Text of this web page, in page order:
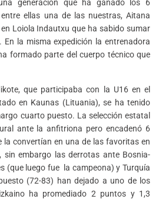
generación que ha ganado los 6
ellas una de las nuestras, Aitana
Loiola Indautxu que ha sabido sumar
la misma expedición la entrenadora
formado parte del cuerpo técnico que
que participaba con la U16 en el
en Kaunas (Lituania), se ha tenido
cuarto puesto. La selección estatal
ante la anfitriona pero encadenó 6
la convertían en una de las favoritas en
sin embargo las derrotas ante Bosnia-
(que luego fue la campeona) y Turquía
(72-83) han dejado a uno de los
ha promediado 2 puntos y 1,3